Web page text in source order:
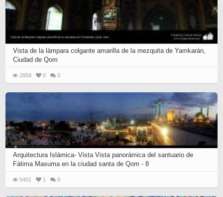
Vista de la lámpara colgante amarilla de la mezquita de Yamkarán,
Ciudad de Qom
2858 0 0
Arquitectura Islámica- Vista Vista panorámica del santuario de
Fátima Masuma en la ciudad santa de Qom - 8
5401 1 0